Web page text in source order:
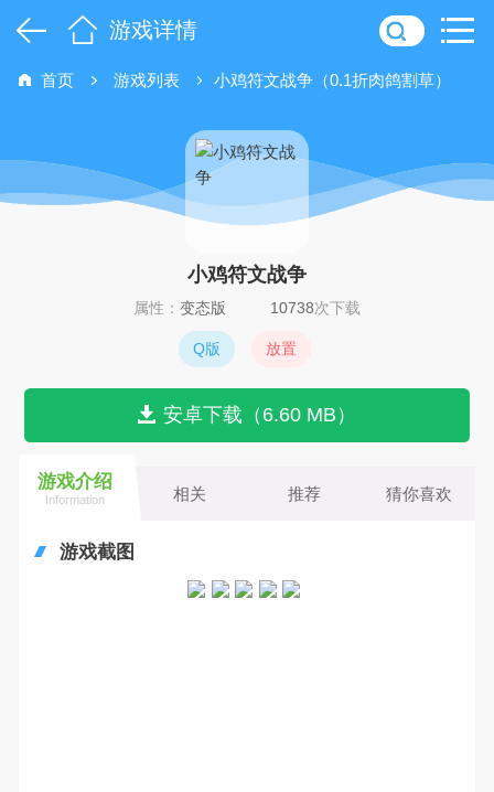
游戏详情
首页 游戏列表 小鸡符文战争（0.1折肉鸽割草）
小鸡符文战争
属性： 变态版 10738次下载
Q版 放置
安卓下载（6.60 MB）
游戏介绍
Information 相关 推荐 猜你喜欢
游戏截图